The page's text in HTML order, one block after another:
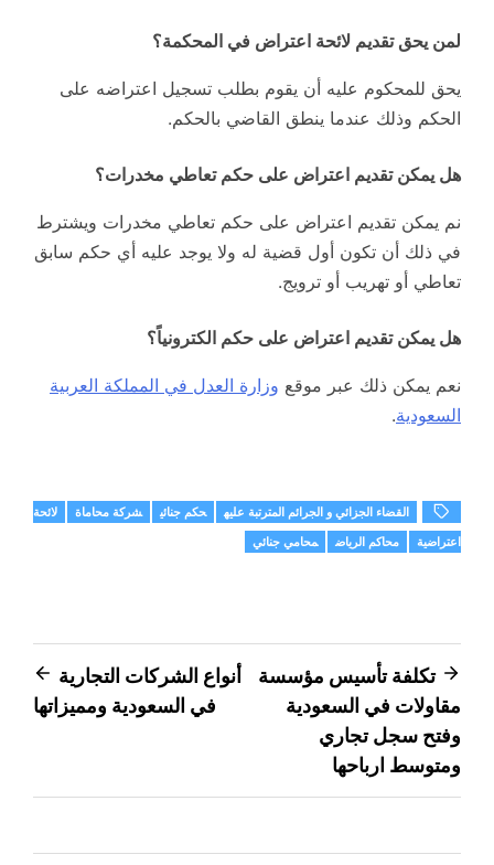
لمن يحق تقديم لائحة اعتراض في المحكمة؟
يحق للمحكوم عليه أن يقوم بطلب تسجيل اعتراضه على
الحكم وذلك عندما ينطق القاضي بالحكم.
هل يمكن تقديم اعتراض على حكم تعاطي مخدرات؟
نم يمكن تقديم اعتراض على حكم تعاطي مخدرات ويشترط
في ذلك أن تكون أول قضية له ولا يوجد عليه أي حكم سابق
تعاطي أو تهريب أو ترويج.
هل يمكن تقديم اعتراض على حكم الكترونياً؟
نعم يمكن ذلك عبر موقع وزارة العدل في المملكة العربية
السعودية.
القضاء الجزائي و الجرائم المترتبة عليه حكم جنائي شركة محاماة
لائحة
اعتراضية
محاكم الرياض محامي جنائي
تصفّح
المقالات
تكلفة تأسيس مؤسسة
مقاولات في السعودية
وفتح سجل تجاري
ومتوسط ارباحها
أنواع الشركات التجارية
في السعودية ومميزاتها